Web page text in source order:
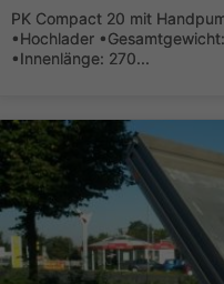
PK Compact 20 mit
•Hochlader
•Innenlänge: 270...